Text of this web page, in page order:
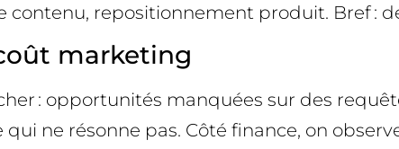
repositionnement produit. Bref :
marketing
: opportunités manquées sur des
ne résonne pas. Côté finance, on